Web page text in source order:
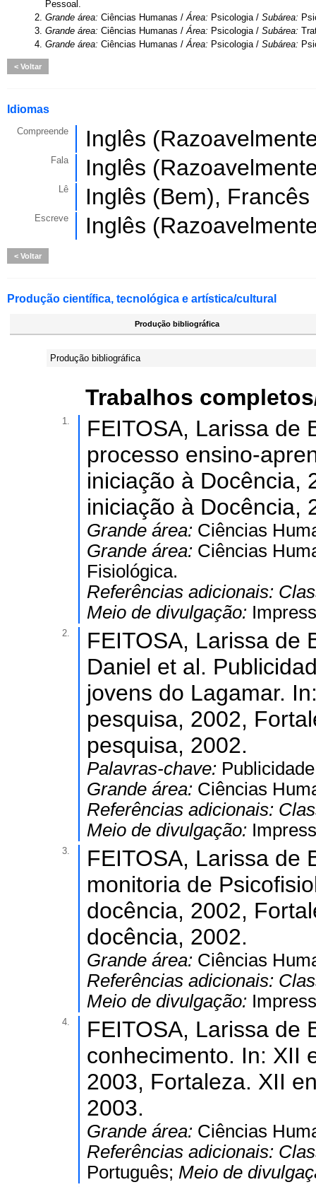
Pessoal.
2. Grande área: Ciências Humanas /Área: Psicologia / Subárea:
3. Grande área: Ciências Humanas /Área: Psicologia / Subárea:
4. Grande área: Ciências Humanas /Área: Psicologia / Subárea:
Voltar
Idiomas
Compreende Inglês
Fala Inglês
Lê Inglês (Bem),
Escreve Inglês
Voltar
Produção científica, tecnológica e artística/cultural
Produção bibliográfica
Produção bibliográfica
Trabalhos
1.
FEITOSA, Larissa de
processo ensino-
iniciação à Docência,
iniciação à Docência,
Grande área: Ciências
Grande área: Ciências
Fisiológica.
Referências adicionais:
Meio de divulgação:
2.
FEITOSA, Larissa de
Daniel et al.
jovens do Lagamar.
pesquisa, 2002,
pesquisa, 2002.
Palavras-chave:
Grande área: Ciências
Referências adicionais:
Meio de divulgação:
3.
FEITOSA, Larissa de
monitoria de
docência, 2002,
docência, 2002.
Grande área: Ciências
Referências adicionais:
Meio de divulgação:
4.
FEITOSA, Larissa de
conhecimento. In: XII
2003, Fortaleza. XII
2003.
Grande área: Ciências
Referências adicionais:
Português; Meio de